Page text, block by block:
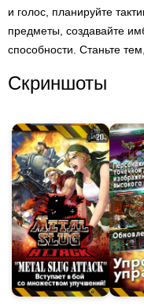
и голос, планируйте
предметы, создавайте
способности. Станьте
Скриншоты